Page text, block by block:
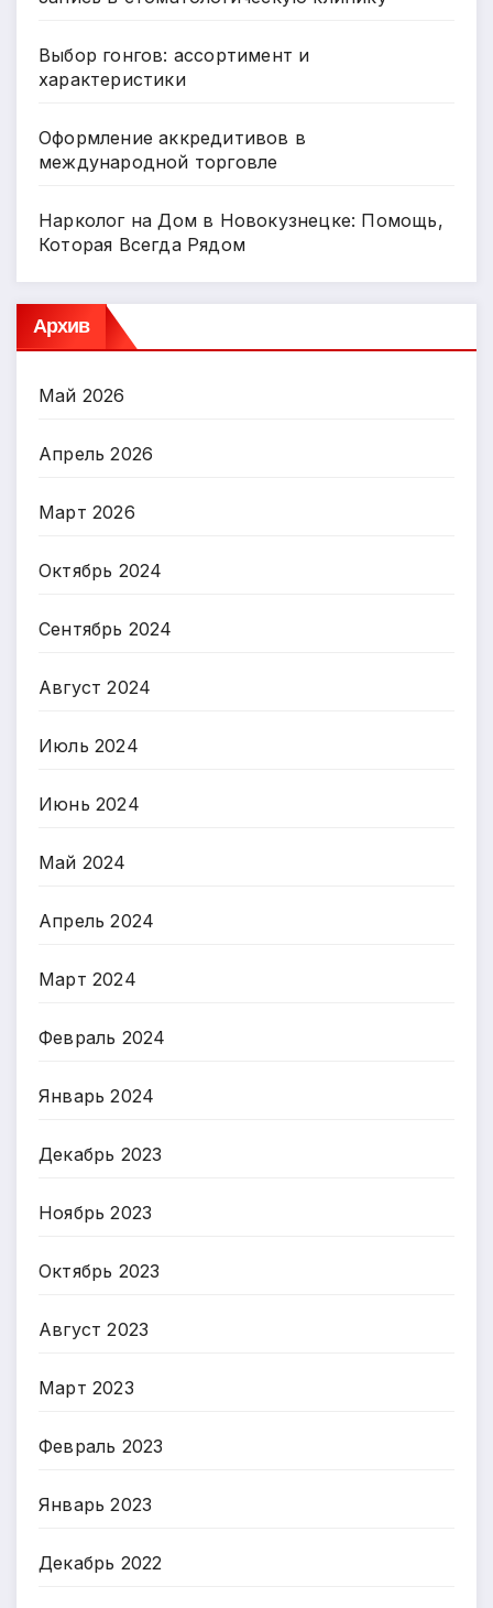
Выбор гонгов: ассортимент и
характеристики
Оформление аккредитивов в
международной торговле
Нарколог на Дом в Новокузнецке: Помощь,
Которая Всегда Рядом
Архив
Май 2026
Апрель 2026
Март 2026
Октябрь 2024
Сентябрь 2024
Август 2024
Июль 2024
Июнь 2024
Май 2024
Апрель 2024
Март 2024
Февраль 2024
Январь 2024
Декабрь 2023
Ноябрь 2023
Октябрь 2023
Август 2023
Март 2023
Февраль 2023
Январь 2023
Декабрь 2022